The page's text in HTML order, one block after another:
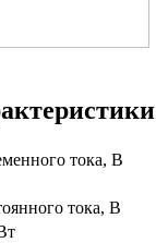
тока, В
тока, В